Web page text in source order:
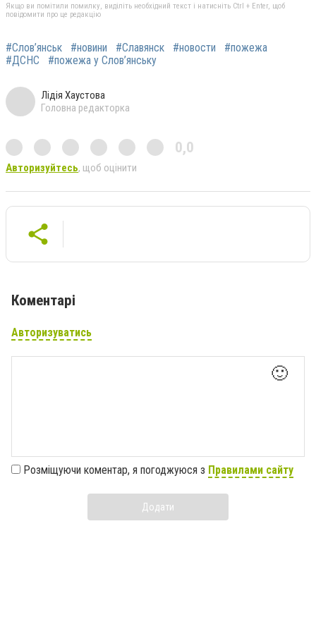
Якщо ви помітили помилку, виділіть необхідний текст і натисніть Ctrl + Enter, щоб
повідомити про це редакцію
#Слов’янськ #новини #Славянск #новости
#пожежа
#ДСНС
#пожежа у Слов’янську
Лідія Хаустова
Головна редакторка
0,0
Авторизуйтесь, щоб оцінити
Коментарі
Авторизуватись
🙂
Розміщуючи коментар, я погоджуюся з Правилами сайту
Додати